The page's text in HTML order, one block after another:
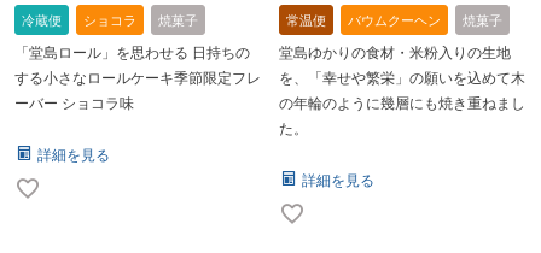
冷蔵便 ショコラ 焼菓子
「堂島ロール」を思わせる 日持ちの
する小さなロールケーキ季節限定フレ
ーバー ショコラ味
詳細を見る
常温便 バウムクーヘン 焼菓子
堂島ゆかりの食材・米粉入りの生地
を、「幸せや繁栄」の願いを込めて木
の年輪のように幾層にも焼き重ねまし
た。
詳細を見る